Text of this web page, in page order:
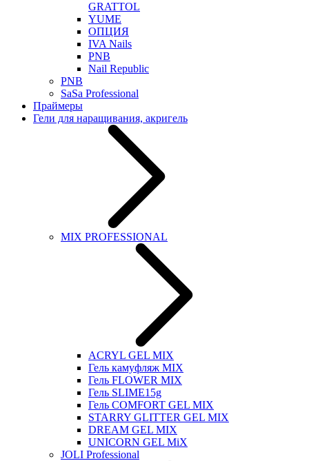
GRATTOL
YUME
ОПЦИЯ
IVA Nails
PNB
Nail Republic
PNB
SaSa Professional
Праймеры
Гели для наращивания, акригель
MIX PROFESSIONAL
ACRYL GEL MIX
Гель камуфляж MIX
Гель FLOWER MIX
Гель SLIME15g
Гель COMFORT GEL MIX
STARRY GLITTER GEL MIX
DREAM GEL MIX
UNICORN GEL MiX
JOLI Professional